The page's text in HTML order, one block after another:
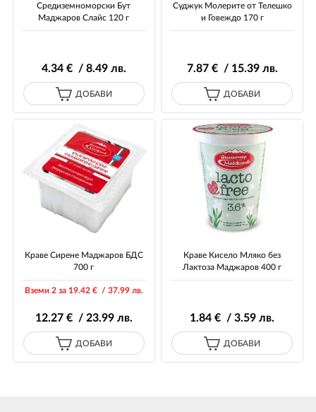
Средиземноморски Бут
Маджаров Слайс 120 г
4.34€ / 8.49лв.
ДОБАВИ
Суджук Молерите от Телешко
и Говеждо 170 г
7.87€ / 15.39лв.
ДОБАВИ
Краве Сирене Маджаров БДС
700 г
Вземи 2 за 19.42€ / 37.99лв.
12.27€ / 23.99лв.
ДОБАВИ
Краве Кисело Мляко без
Лактоза Маджаров 400 г
1.84 € / 3.59 лв.
ДОБАВИ